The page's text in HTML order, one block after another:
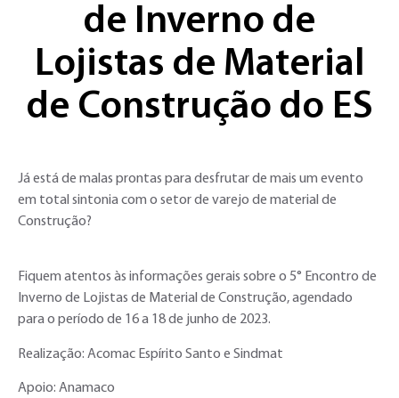
de Inverno de
Lojistas de Material
de Construção do ES
Já está de malas prontas para desfrutar de mais um evento
em total sintonia com o setor de varejo de material de
Construção?
Fiquem atentos às informações gerais sobre o 5° Encontro de
Inverno de Lojistas de Material de Construção, agendado
para o período de 16 a 18 de junho de 2023.
Realização: Acomac Espírito Santo e Sindmat
Apoio: Anamaco